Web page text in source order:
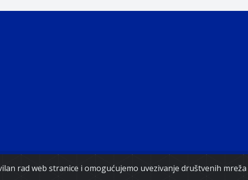
rad web stranice i omogućujemo uvezivanje društvenih mreža
2021. Vlada Federacije Bosne i Hercegovine